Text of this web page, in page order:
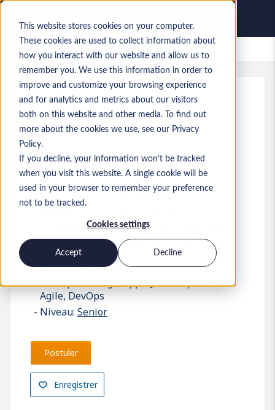
This website stores cookies on your computer.
These cookies are used to collect information about
how you interact with our website and allow us to
remember you. We use this information in order to
improve and customize your browsing experience
and for analytics and metrics about our visitors
both on this website and other media. To find out
more about the cookies we use, see our Privacy
Policy.
If you decline, your information won’t be tracked
when you visit this website. A single cookie will be
used in your browser to remember your preference
not to be tracked.
Cookies settings
Accept Decline
Offres d’emploi enregistrées
Réf. :a0MP900000A6yWn.1_1783071664
Senior Power Platform Developer
- UK (Hybrid) - cGBP70K
England
62 500 £GB to 70 000 £GB GBP
Compétences: MS Dynamics - CRM, Power
Apps, Power Platform, Dynamics 365 CE,
Power Pages, Power Automate, Azure,
Design, D365 CE, Model Driven Apps,
Sharepoint, Logic Apps, JavaScript, C#,
Agile, DevOps
Niveau: Senior
Enregistrer
Postuler